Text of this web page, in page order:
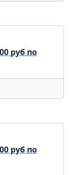
руб по
руб по